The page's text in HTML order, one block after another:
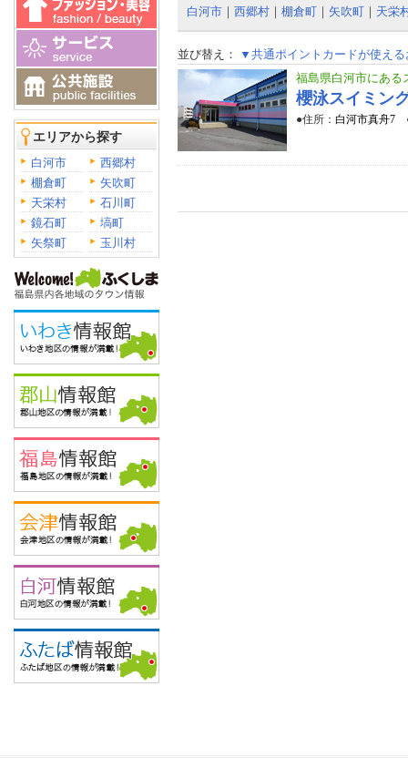
エリアから探す
白河市
西郷村
棚倉町
矢吹町
天栄村
石川町
鏡石町
塙町
矢祭町
玉川村
白河市 ｜ 西郷村 ｜ 棚倉町 ｜ 矢吹町 ｜ 天栄
並び替え：
▼共通ポイントカードが使える
福島県白河市にある
櫻泳スイミン
●住所： 白河市真舟7